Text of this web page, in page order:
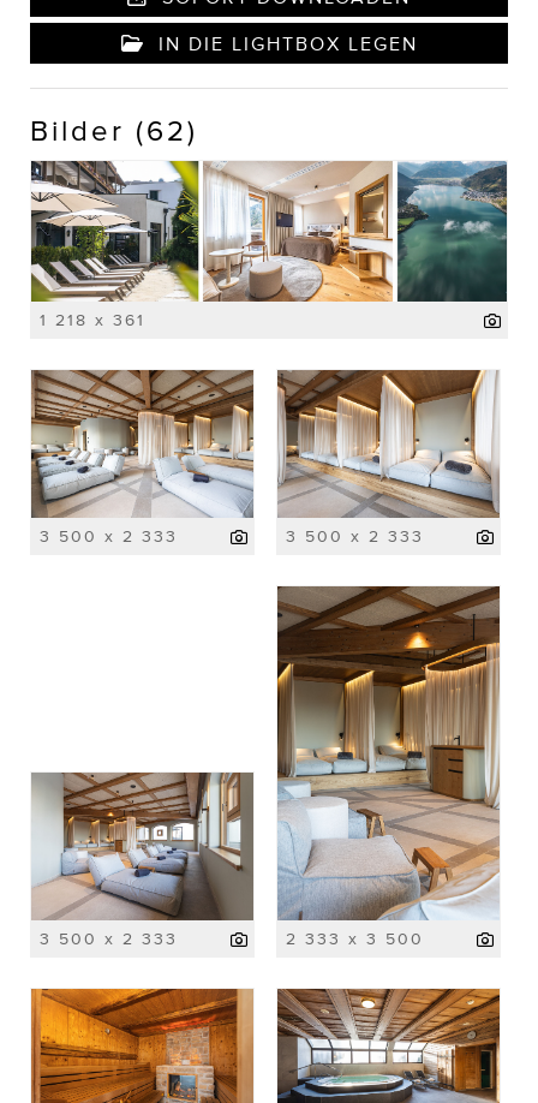
IN DIE LIGHTBOX LEGEN
Bilder (62)
1 218 x 361
3 500 x 2 333 3 500 x 2 333
3 500 x 2 333 2 333 x 3 500